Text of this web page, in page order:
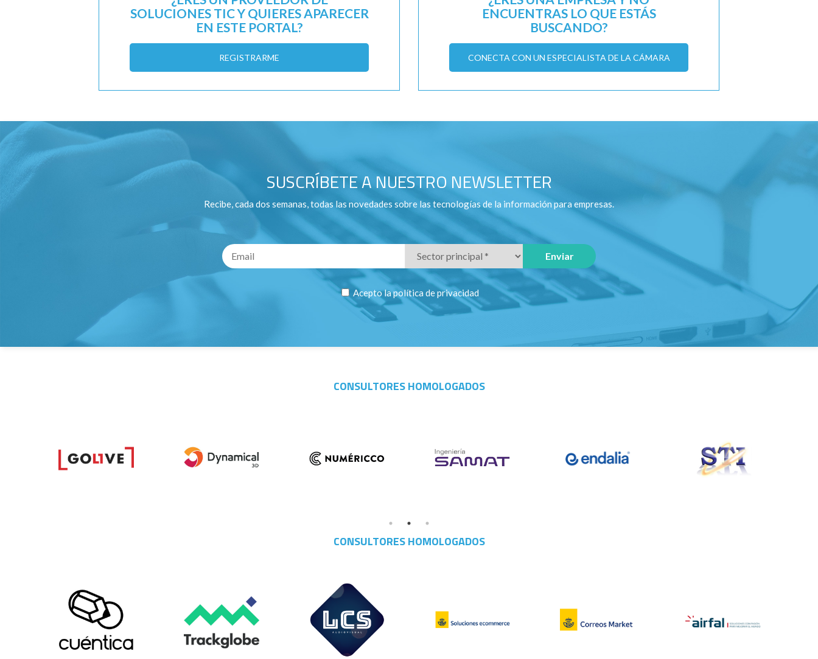
SOLUCIONES TIC Y QUIERES APARECER
EN ESTE PORTAL?
REGISTRARME
ENCUENTRAS LO QUE ESTÁS
BUSCANDO?
CONECTA CON UN ESPECIALISTA DE LA CÁMARA
SUSCRÍBETE A NUESTRO NEWSLETTER
Recibe, cada dos semanas, todas las novedades sobre las tecnologías de la información para empresas.
Acepto lapolítica de privacidad
CONSULTORES HOMOLOGADOS
CONSULTORES HOMOLOGADOS